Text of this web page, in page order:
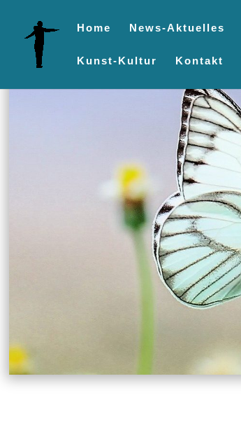
Home News-Aktuelles
Kunst-Kultur Kontakt